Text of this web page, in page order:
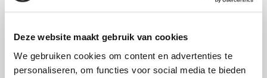
Deze website maakt gebruik van cookies
We gebruiken cookies om content en advertenties te
personaliseren, om functies voor social media te bieden
(SWOCC-publicatie, 2009)
The Science and Art of Branding (2009)
Brand Equity and Brand Value (SWOCC-publicatie,